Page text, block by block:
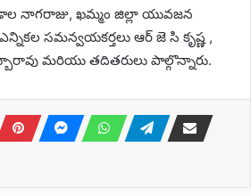
నాగరాజు, ఖమ్మం జిల్లా యువజన
సమన్వయకర్తలు ఆర్ జె సి కృష్ణ ,
మరియు తదితరులు పాల్గొన్నారు.